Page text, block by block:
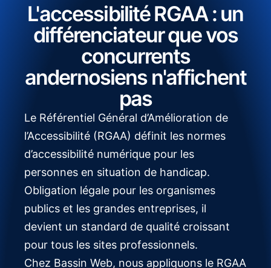
L'accessibilité RGAA : un
différenciateur que vos
concurrents
andernosiens n'affichent
pas
Le Référentiel Général d’Amélioration de
l’Accessibilité (RGAA) définit les normes
d’accessibilité numérique pour les
personnes en situation de handicap.
Obligation légale pour les organismes
publics et les grandes entreprises, il
devient un standard de qualité croissant
pour tous les sites professionnels.
Chez Bassin Web, nous appliquons le RGAA